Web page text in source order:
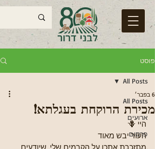
פוסט
All Posts
ארועים
פרסום
All Posts
מכירת הרוקחת בעגלתא!
6 בפבר׳
היי 🪻
העור יבש מאוד
מתזכרת אתכן על הקרמים שלי, שיודעים